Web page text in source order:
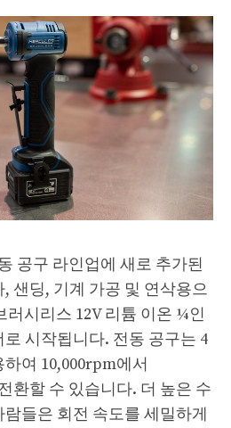
공구 라인업에 새로 추가된
샌딩, 기계 가공 및 연삭용으
시리스 12V 리튬 이온 ¼인
시작됩니다. 전동 공구는 4
여 10,000rpm에서
환할 수 있습니다. 더 높은 수
들은 회전 속도를 세밀하게